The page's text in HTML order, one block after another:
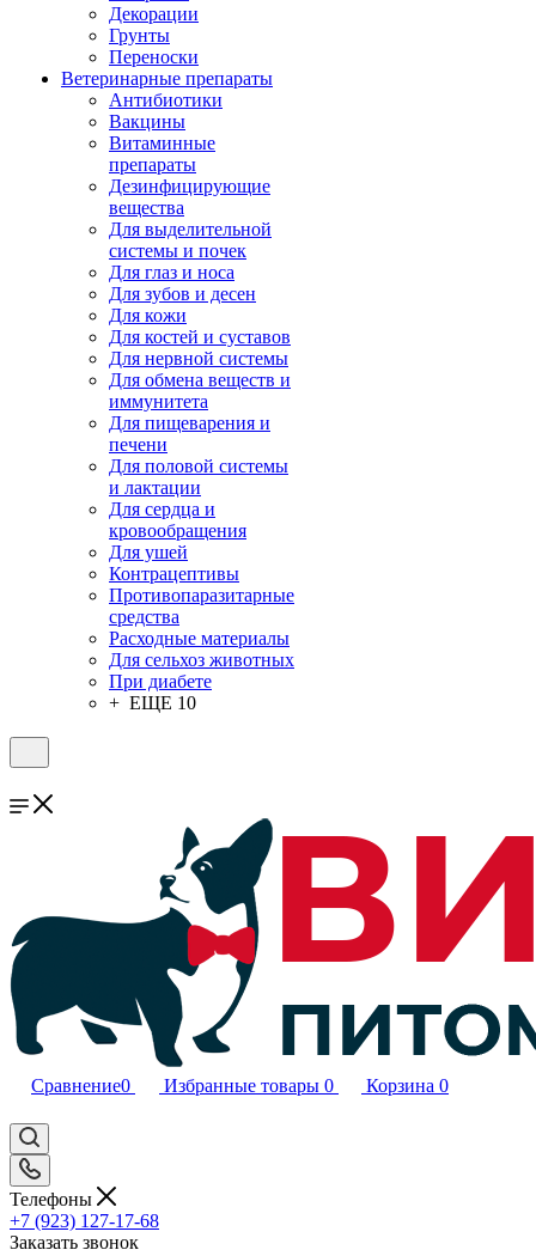
Декорации
Грунты
Переноски
Ветеринарные препараты
Антибиотики
Вакцины
Витаминные
препараты
Дезинфицирующие
вещества
Для выделительной
системы и почек
Для глаз и носа
Для зубов и десен
Для кожи
Для костей и суставов
Для нервной системы
Для обмена веществ и
иммунитета
Для пищеварения и
печени
Для половой системы
и лактации
Для сердца и
кровообращения
Для ушей
Контрацептивы
Противопаразитарные
средства
Расходные материалы
Для сельхоз животных
При диабете
+ ЕЩЕ 10
Сравнение0 Избранные товары 0 Корзина 0
Телефоны
+7 (923) 127-17-68
Заказать звонок